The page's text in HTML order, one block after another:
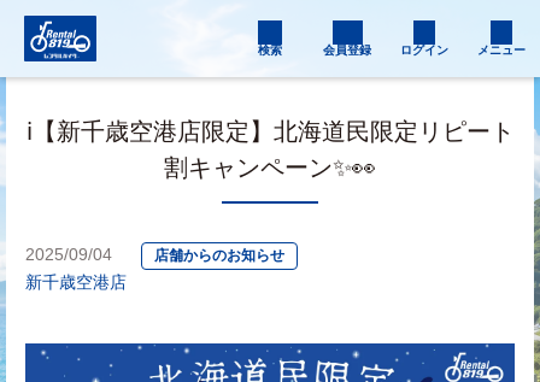
検索 会員登録 ログイン メニュー
ℹ️【新千歳空港店限定】北海道民限定リピート
割キャンペーン✨👀
2025/09/04 店舗からのお知らせ
新千歳空港店